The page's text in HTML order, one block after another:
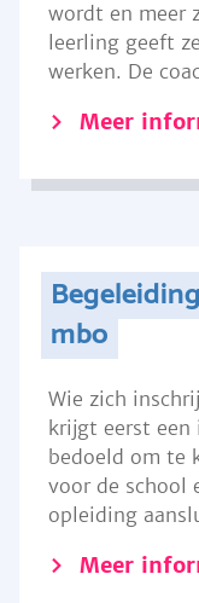
wordt en meer
leerling geeft
werken. De
Meer
mbo
Wie zich
krijgt eerst een
bedoeld om te
voor de school
opleiding
Meer